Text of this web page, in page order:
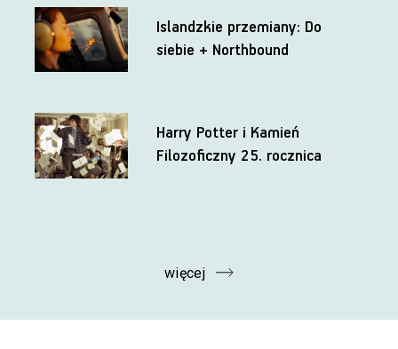
Islandzkie przemiany: Do
siebie + Northbound
Harry Potter i Kamień
Filozoficzny 25. rocznica
więcej